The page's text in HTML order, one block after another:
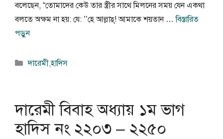
বলেছেন, “তোমাদের কেউ তার স্ত্রীর সাথে মিলনের সময় যেন একথা
বলতে অক্ষম না হয়: যে: ’’হে আল্লাহ্! আমাকে শয়তান …বিস্তারিত
পড়ুন
বিভাগ
দারেমী,হাদিস
দারেমী বিবাহ অধ্যায় ১ম ভাগ
হাদিস নং ২২০৩ – ২২৫০